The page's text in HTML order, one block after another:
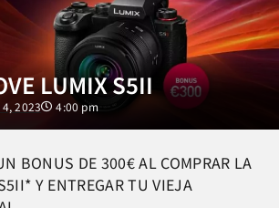
LUMIX S5II
2023 4:00 pm
BONUS DE 300€ AL COMPRAR LA
Y ENTREGAR TU VIEJA